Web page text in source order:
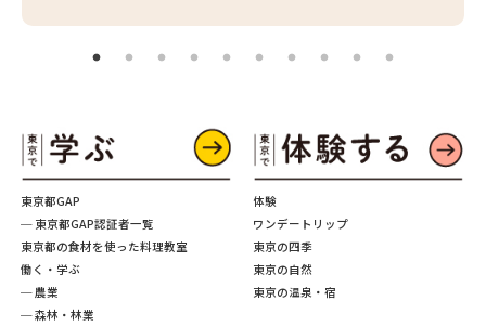
東京都GAP
─ 東京都GAP認証者一覧
東京都の食材を使った料理教室
働く・学ぶ
─ 農業
─ 森林・林業
体験
ワンデートリップ
東京の四季
東京の自然
東京の温泉・宿